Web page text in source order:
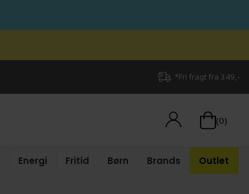
*Fri fragt fra 349,-
(0)
Energi Fritid Børn Brands Outlet